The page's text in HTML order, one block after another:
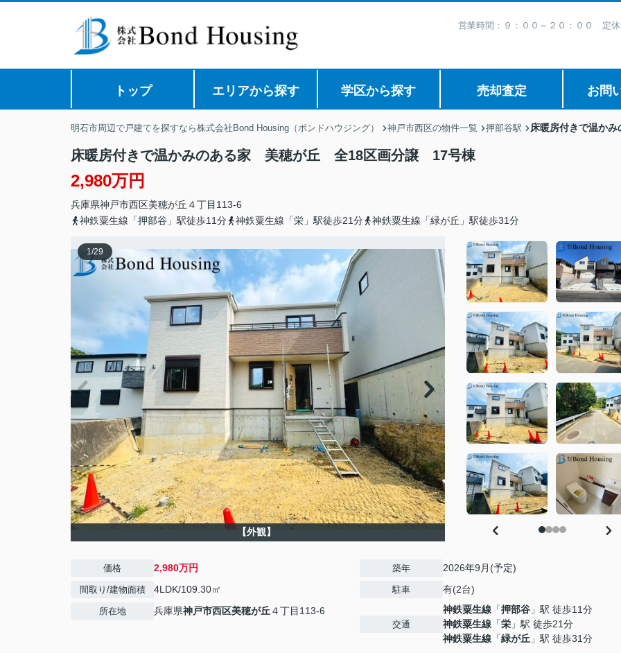
営業時間：９：００～２０：００ 定
トップ エリアから探す 学区から探す 売却査定 お問
明石市周辺で戸建てを探すなら株式会社Bond Housing（ボンドハウジング） 神戸市西区の物件一覧 押部谷駅 床暖房付きで温か
床暖房付きで温かみのある家 美穂が丘 全18区画分譲 17号棟
2,980万円
兵庫県神戸市西区美穂が丘 ４丁目113-6
神鉄粟生線「押部谷」駅徒歩11分
神鉄粟生線「栄」駅徒歩21分 神鉄粟生線「緑が丘」駅徒歩31分
1/29
【外観】
価格 2,980万円
間取り/建物面積 4LDK/109.30㎡
所在地 兵庫県神戸市西区美穂が丘 ４丁目113-6
築年 2026年9月(予定)
駐車 有(2台)
交通
神鉄粟生線 「押部谷 」駅 徒歩11分
神鉄粟生線 「栄 」駅 徒歩21分
神鉄粟生線 「緑が丘 」駅 徒歩31分